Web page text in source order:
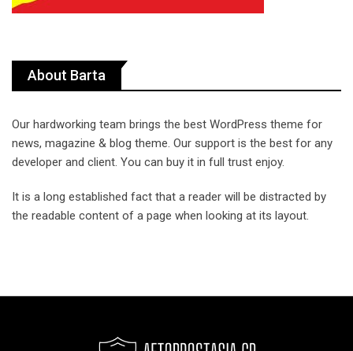
About Barta
Our hardworking team brings the best WordPress theme for
news, magazine & blog theme. Our support is the best for any
developer and client. You can buy it in full trust enjoy.
It is a long established fact that a reader will be distracted by
the readable content of a page when looking at its layout.